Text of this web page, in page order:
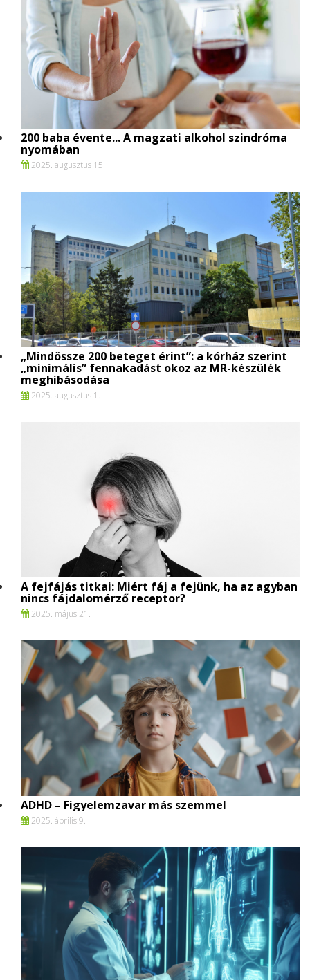
200 baba évente... A magzati alkohol szindróma
nyomában
2025. augusztus 15.
„Mindössze 200 beteget érint”: a kórház szerint
„minimális” fennakadást okoz az MR-készülék
meghibásodása
2025. augusztus 1.
A fejfájás titkai: Miért fáj a fejünk, ha az agyban
nincs fájdalomérző receptor?
2025. május 21.
ADHD – Figyelemzavar más szemmel
2025. április 9.